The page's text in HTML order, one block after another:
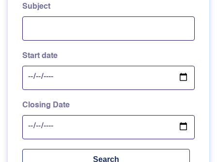
Subject
Start date
Closing Date